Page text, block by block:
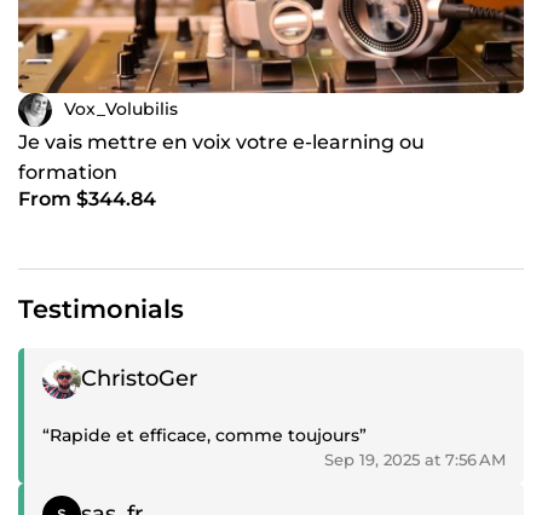
Vox_Volubilis
Je vais mettre en voix votre e-learning ou
formation
From $344.84
Testimonials
Positive review
ChristoGer
“Rapide et efficace, comme toujours”
Sep 19, 2025 at 7:56 AM
Positive review